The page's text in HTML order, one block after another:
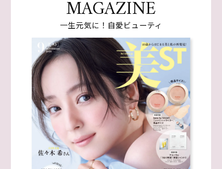
MAGAZINE
一生元気に！自愛ビューティ